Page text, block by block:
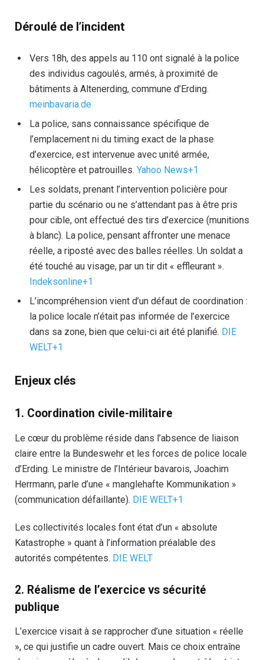
Déroulé de l’incident
Vers 18h, des appels au 110 ont signalé à la police
des individus cagoulés, armés, à proximité de
bâtiments à Altenerding, commune d’Erding.
meinbavaria.de
La police, sans connaissance spécifique de
l’emplacement ni du timing exact de la phase
d’exercice, est intervenue avec unité armée,
hélicoptère et patrouilles. Yahoo News+1
Les soldats, prenant l’intervention policière pour
partie du scénario ou ne s’attendant pas à être pris
pour cible, ont effectué des tirs d’exercice (munitions
à blanc). La police, pensant affronter une menace
réelle, a riposté avec des balles réelles. Un soldat a
été touché au visage, par un tir dit « effleurant ».
Indeksonline+1
L’incompréhension vient d’un défaut de coordination :
la police locale n’était pas informée de l’exercice
dans sa zone, bien que celui-ci ait été planifié. DIE
WELT+1
Enjeux clés
1. Coordination civile-militaire
Le cœur du problème réside dans l’absence de liaison
claire entre la Bundeswehr et les forces de police locale
d’Erding. Le ministre de l’Intérieur bavarois, Joachim
Herrmann, parle d’une « manglehafte Kommunikation »
(communication défaillante). DIE WELT+1
Les collectivités locales font état d’un « absolute
Katastrophe » quant à l’information préalable des
autorités compétentes. DIE WELT
2. Réalisme de l’exercice vs sécurité
publique
L’exercice visait à se rapprocher d’une situation « réelle
», ce qui justifie un cadre ouvert. Mais ce choix entraîne